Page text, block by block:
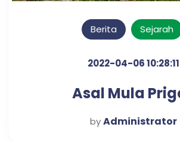
Berita Sejarah
2022-04-06 10:28:11
Asal Mula
byAdministrator